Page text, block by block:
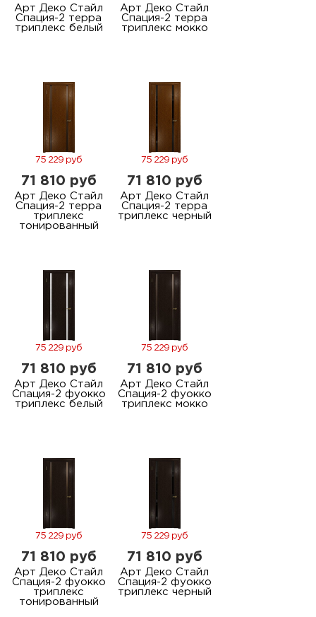
Арт Деко Стайл
Спация-2 терра
триплекс белый
Арт Деко Стайл
Спация-2 терра
триплекс мокко
75 229 руб
71 810 руб
Арт Деко Стайл
Спация-2 терра
триплекс
тонированный
75 229 руб
71 810 руб
Арт Деко Стайл
Спация-2 терра
триплекс черный
75 229 руб
71 810 руб
Арт Деко Стайл
Спация-2 фуокко
триплекс белый
75 229 руб
71 810 руб
Арт Деко Стайл
Спация-2 фуокко
триплекс мокко
75 229 руб
71 810 руб
Арт Деко Стайл
Спация-2 фуокко
триплекс
тонированный
75 229 руб
71 810 руб
Арт Деко Стайл
Спация-2 фуокко
триплекс черный